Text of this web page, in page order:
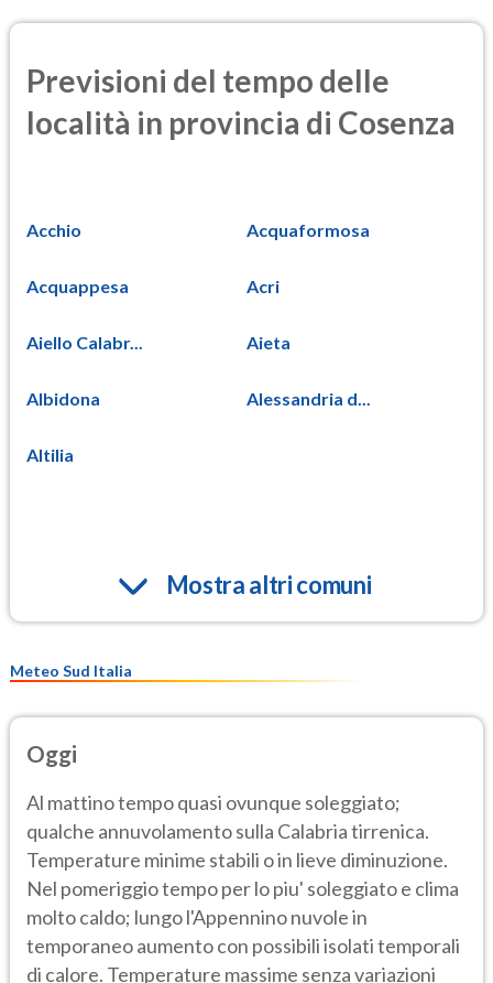
Previsioni del tempo delle
località in provincia di Cosenza
Acchio Acquaformosa
Acquappesa Acri
Aiello Calabr... Aieta
Albidona Alessandria d...
Altilia
Mostra altri comuni
Meteo Sud Italia
Oggi
Al mattino tempo quasi ovunque soleggiato;
qualche annuvolamento sulla Calabria tirrenica.
Temperature minime stabili o in lieve diminuzione.
Nel pomeriggio tempo per lo piu' soleggiato e clima
molto caldo; lungo l'Appennino nuvole in
temporaneo aumento con possibili isolati temporali
di calore. Temperature massime senza variazioni